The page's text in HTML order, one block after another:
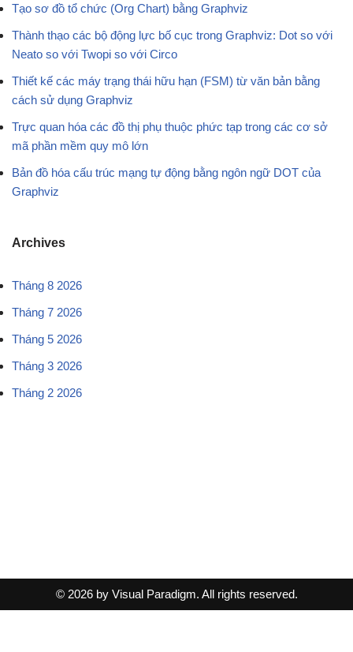
Tạo sơ đồ tổ chức (Org Chart) bằng Graphviz
Thành thạo các bộ động lực bố cục trong Graphviz: Dot so với
Neato so với Twopi so với Circo
Thiết kế các máy trạng thái hữu hạn (FSM) từ văn bản bằng
cách sử dụng Graphviz
Trực quan hóa các đồ thị phụ thuộc phức tạp trong các cơ sở
mã phần mềm quy mô lớn
Bản đồ hóa cấu trúc mạng tự động bằng ngôn ngữ DOT của
Graphviz
Archives
Tháng 8 2026
Tháng 7 2026
Tháng 5 2026
Tháng 3 2026
Tháng 2 2026
© 2026 by Visual Paradigm. All rights reserved.